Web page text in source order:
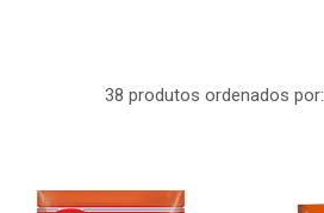
38 produtos ordenados por: